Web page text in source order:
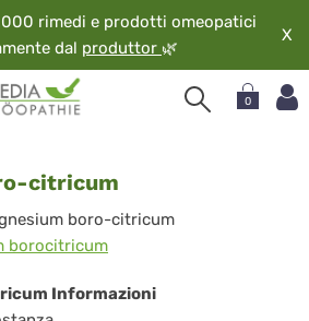
rimedi e prodotti omeopatici
dal produttor 🌿
X
0
citricum
boro-citricum
borocitricum
Informazioni